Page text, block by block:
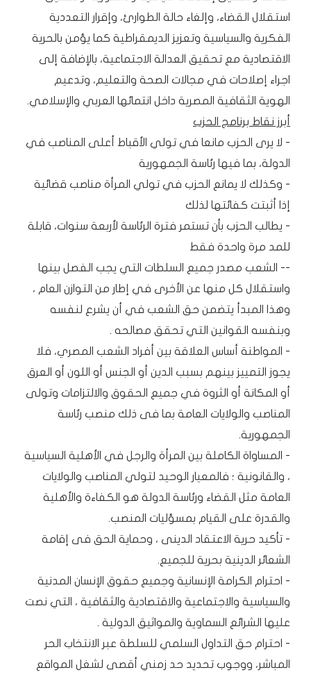
استقلال القضاء، وإلغاء حالة الطوارئ، وإقرار التعددية
الفكرية والسياسية وتعزيز الديمقراطية كما يؤمن بالحرية
الاقتصادية مع تحقيق العدالة الاجتماعية، بالإضافة إلى
اجراء إصلاحات في مجالات الصحة والتعليم، وتدعيم
الهوية الثقافية المصرية داخل انتمائها العربي والإسلامي.
أبرز نقاط برنامج الحزب
- لا يرى الحزب مانعا في تولي الأقباط أعلى المناصب في
الدولة، بما فيها رئاسة الجمهورية
- وكذلك لا يمانع الحزب في تولي المرأة مناصب قضائية
إذا أثبتت كفائتها لذلك
- يطالب الحزب بأن تستمر فترة الرئاسة لأربعة سنوات، قابلة
للمد مرة واحدة فقط
-- الشعب مصدر جميع السلطات التي يجب الفصل بينها
واستقلال كل منها عن الأخرى في إطار من التوازن العام ،
وهذا المبدأ يتضمن حق الشعب في أن يشرع لنفسه
وبنفسه القوانين التي تحقق مصالحه .
- المواطنة أساس العلاقة بين أفراد الشعب المصري، فلا
يجوز التمييز بينهم بسبب الدين أو الجنس أو اللون أو العرق
أو المكانة أو الثروة في جميع الحقوق والالتزامات وتولى
المناصب والولايات العامة بما فى ذلك منصب رئاسة
الجمهورية.
- المساواة الكاملة بين المرأة والرجل في الأهلية السياسية
، والقانونية ؛ فالمعيار الوحيد لتولي المناصب والولايات
العامة مثل القضاء ورئاسة الدولة هو الكفاءة والأهلية
والقدرة على القيام بمسؤليات المنصب.
- تأكيد حرية الاعتقاد الدينى ، وحماية الحق فى إقامة
الشعائر الدينية بحرية للجميع.
- احترام الكرامة الإنسانية وجميع حقوق الإنسان المدنية
والسياسية والاجتماعية والاقتصادية والثقافية ، التي نصت
عليها الشرائع السماوية والمواثيق الدولية .
- احترام حق التداول السلمي للسلطة عبر الانتخاب الحر
المباشر، ووجوب تحديد حد زمني أقصى لشغل المواقع